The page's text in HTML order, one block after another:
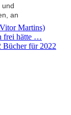
und
an
Martins)
frei hätte …
Bücher für 2022